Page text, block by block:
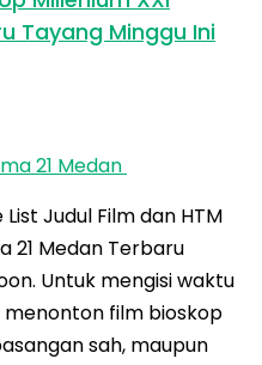
Tayang Minggu Ini
List Judul Film dan HTM
21 Medan Terbaru
Untuk mengisi waktu
menonton film bioskop
sah, maupun